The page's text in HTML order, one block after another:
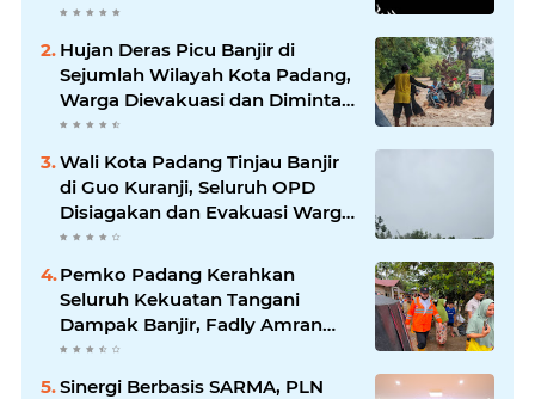
Mengikuti
Hujan Deras Picu Banjir di
Sejumlah Wilayah Kota Padang,
Warga Dievakuasi dan Diminta
Waspada Banjir Susulan
Wali Kota Padang Tinjau Banjir
di Guo Kuranji, Seluruh OPD
Disiagakan dan Evakuasi Warga
Dipercepat
Pemko Padang Kerahkan
Seluruh Kekuatan Tangani
Dampak Banjir, Fadly Amran
Desak Percepatan Proyek
Pengendalian Bencana
Sinergi Berbasis SARMA, PLN